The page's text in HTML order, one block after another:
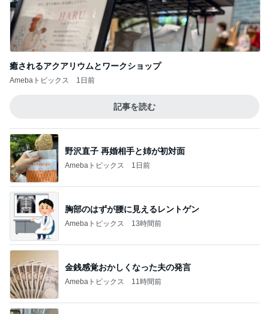
癒されるアクアリウムとワークショップ
Amebaトピックス 1日前
記事を読む
野沢直子 再婚相手と姉が初対面
Amebaトピックス 1日前
胸部のはずが腰に見えるレントゲン
Amebaトピックス 13時間前
金銭感覚おかしくなった夫の発言
Amebaトピックス 11時間前